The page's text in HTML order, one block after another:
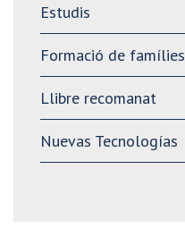
Estudis
Formació de famílies
Llibre recomanat
Nuevas Tecnologías